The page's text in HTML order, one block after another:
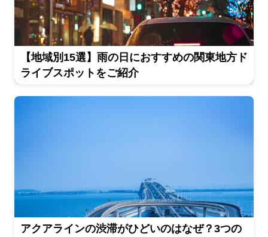
【地域別15選】雨の日におすすめの関東地方ド
ライブスポットをご紹介
アクアラインの渋滞がひどいのはなぜ？3つの